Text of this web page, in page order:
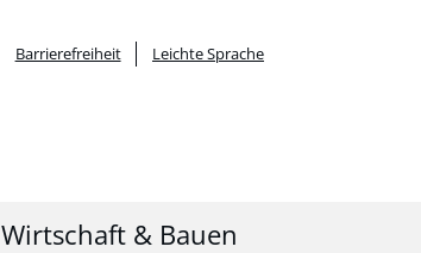
Barrierefreiheit Leichte Sprache
Wirtschaft & Bauen